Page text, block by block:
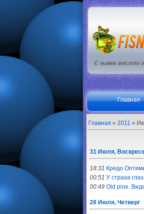
Главная
Главная » 2011 »
31 Июля,
18:31 Кредо
00:51 У страха
00:49 Old pine.
28 Июля, Четверг